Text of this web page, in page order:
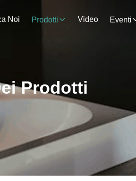
Noi Prodotti Video Eventi
Prodotti